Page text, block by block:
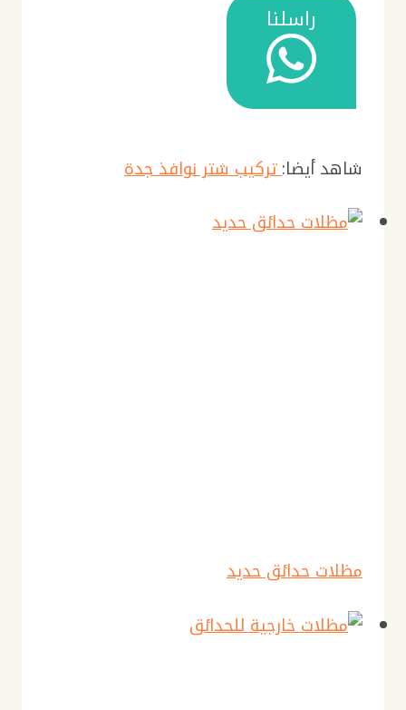
راسلنا
شاهد أيضا:تركيب شتر نوافذ جدة
مظلات حدائق حديد